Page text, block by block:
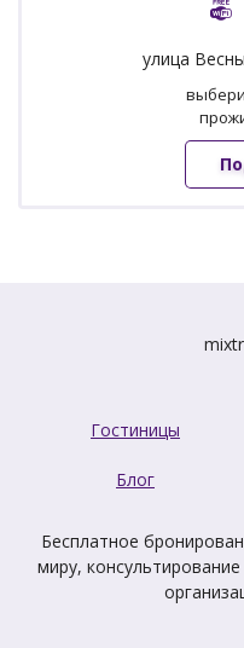
улица
Гостиницы
Блог
Бесплатное
миру,